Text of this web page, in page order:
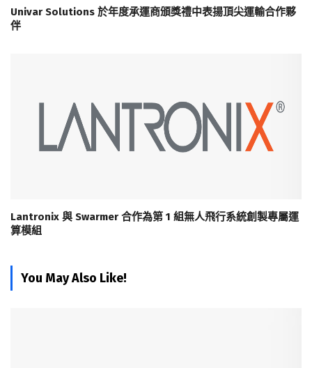
Univar Solutions 於年度承運商頒獎禮中表揚頂尖運輸合作夥
伴
Lantronix 與 Swarmer 合作為第 1 組無人飛行系統創製專屬運
算模組
You May Also Like!